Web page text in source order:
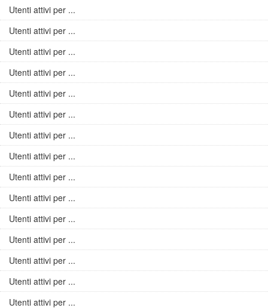
Utenti attivi per ...
Utenti attivi per ...
Utenti attivi per ...
Utenti attivi per ...
Utenti attivi per ...
Utenti attivi per ...
Utenti attivi per ...
Utenti attivi per ...
Utenti attivi per ...
Utenti attivi per ...
Utenti attivi per ...
Utenti attivi per ...
Utenti attivi per ...
Utenti attivi per ...
Utenti attivi per ...